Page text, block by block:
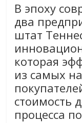
В эпоху
два
штат
которая
из самых
стоимость
процесса